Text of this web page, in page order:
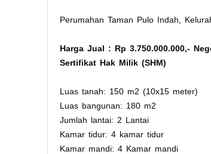
Perumahan Taman Pulo Indah,
Harga Jual : Rp 3.750.000.000,-
Sertifikat Hak Milik (SHM)
Luas tanah: 150 m2 (10x15 meter)
Luas bangunan: 180 m2
Jumlah lantai: 2 Lantai
Kamar tidur: 4 kamar tidur
Kamar mandi: 4 Kamar mandi